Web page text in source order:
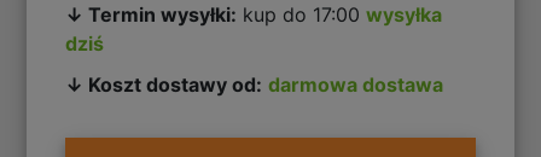
↓ Termin wysyłki: kup do 17:00wysyłka
dziś
↓ Koszt dostawy od: darmowa dostawa